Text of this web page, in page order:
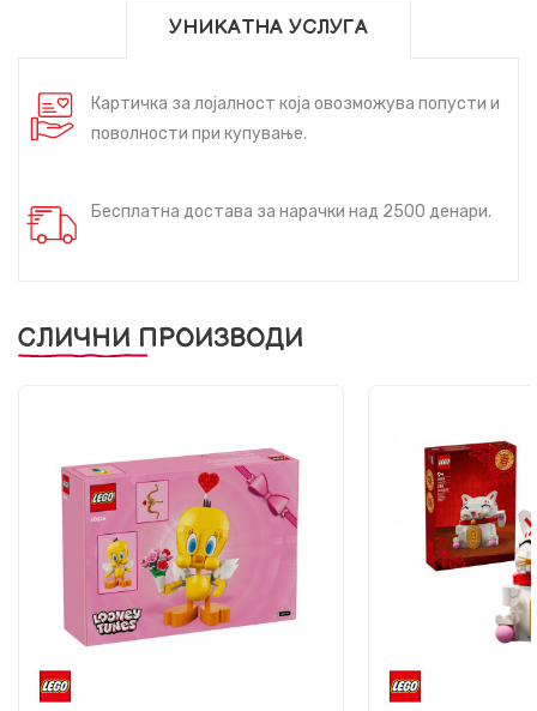
УНИКАТНА УСЛУГА
Картичка за лојалност која овозможува попусти и
поволности при купување.
Бесплатна достава за нарачки над 2500 денари.
СЛИЧНИ ПРОИЗВОДИ